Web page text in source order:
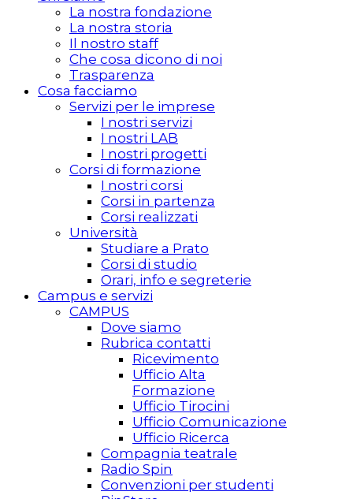
La nostra fondazione
La nostra storia
Il nostro staff
Che cosa dicono di noi
Trasparenza
Cosa facciamo
Servizi per le imprese
I nostri servizi
I nostri LAB
I nostri progetti
Corsi di formazione
I nostri corsi
Corsi in partenza
Corsi realizzati
Università
Studiare a Prato
Corsi di studio
Orari, info e segreterie
Campus e servizi
CAMPUS
Dove siamo
Rubrica contatti
Ricevimento
Ufficio Alta
Formazione
Ufficio Tirocini
Ufficio Comunicazione
Ufficio Ricerca
Compagnia teatrale
Radio Spin
Convenzioni per studenti